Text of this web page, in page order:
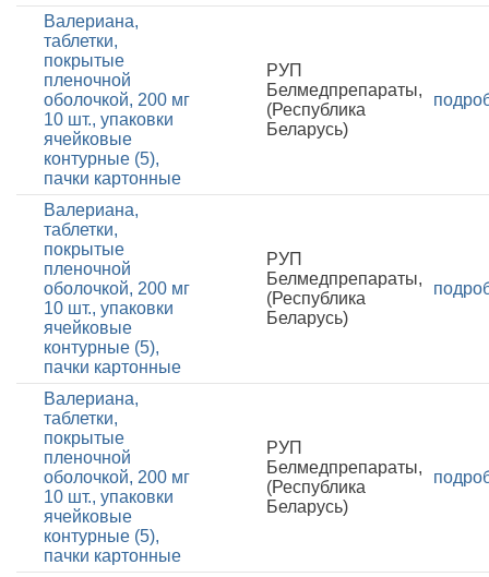
Валериана,
таблетки,
покрытые
пленочной
оболочкой, 200 мг
10 шт., упаковки
ячейковые
контурные (5),
пачки картонные
РУП
Белмедпрепараты,
(Республика
Беларусь)
Валериана,
таблетки,
покрытые
пленочной
оболочкой, 200 мг
10 шт., упаковки
ячейковые
контурные (5),
пачки картонные
РУП
Белмедпрепараты,
(Республика
Беларусь)
Валериана,
таблетки,
покрытые
пленочной
оболочкой, 200 мг
10 шт., упаковки
ячейковые
контурные (5),
пачки картонные
РУП
Белмедпрепараты,
(Республика
Беларусь)